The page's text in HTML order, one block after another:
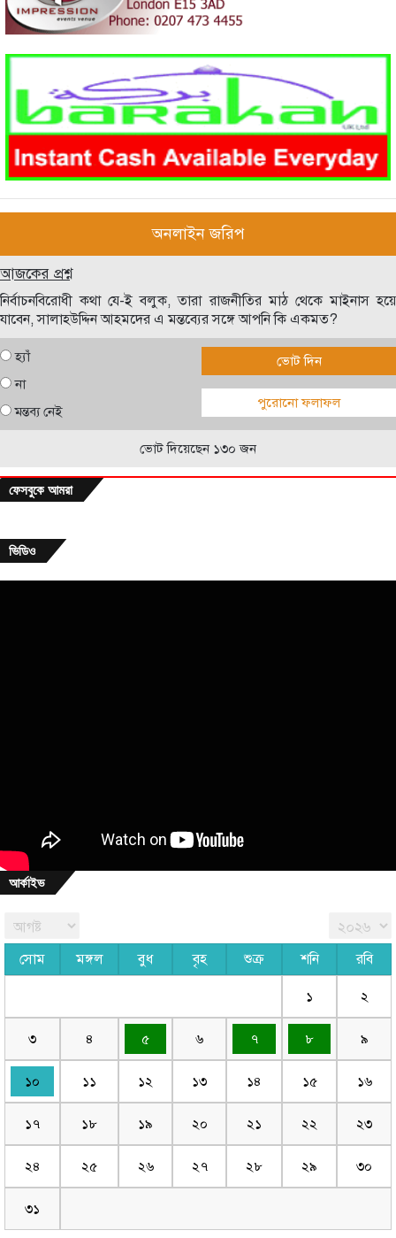
অনলাইন জরিপ
আজকের প্রশ্ন
নির্বাচনবিরোধী কথা যে-ই বলুক, তারা রাজনীতির মাঠ থেকে মাইনাস হয়ে
যাবেন, সালাহউদ্দিন আহমদের এ মন্তব্যের সঙ্গে আপনি কি একমত?
হ্যাঁ
না
মন্তব্য নেই
ভোট দিন
পুরোনো ফলাফল
ভোট দিয়েছেন ১৩০ জন
ফেসবুকে আমরা
ভিডিও
আর্কাইভ
সোম মঙ্গল বুধ বৃহ শুক্র শনি রবি
১ ২
৩ ৪ ৫ ৬ ৭ ৮ ৯
১০ ১১ ১২ ১৩ ১৪ ১৫ ১৬
১৭ ১৮ ১৯ ২০ ২১ ২২ ২৩
২৪ ২৫ ২৬ ২৭ ২৮ ২৯ ৩০
৩১